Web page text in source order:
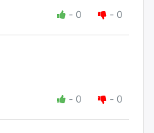
- 0 - 0
- 0 - 0